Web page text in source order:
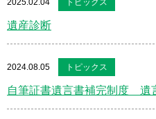
遺産診断
2024.08.05 トピックス
自筆証書遺言書補完制度 遺